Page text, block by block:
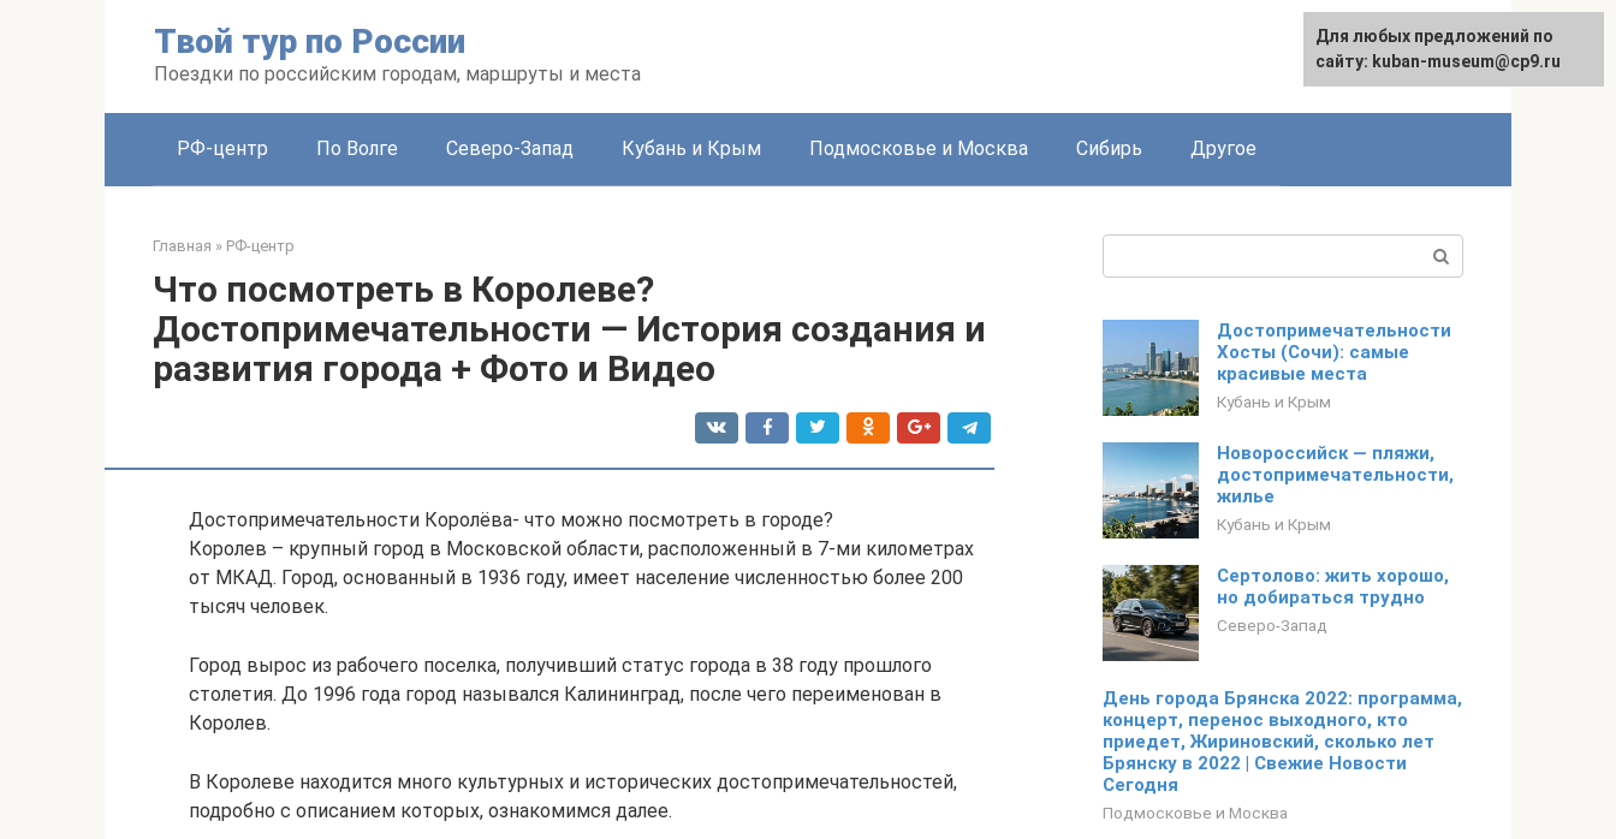
Твой тур по России
Поездки по российским городам, маршруты и места
РФ-центр По Волге Северо-Запад Кубань и Крым Подмосковье и Москва Сибирь Другое
Главная » РФ-центр
Что посмотреть в Королеве?
Достопримечательности — История создания и
развития города + Фото и Видео
Достопримечательности Королёва- что можно посмотреть в городе?
Королев – крупный город в Московской области, расположенный в 7-ми километрах
от МКАД. Город, основанный в 1936 году, имеет население численностью более 200
тысяч человек.
Город вырос из рабочего поселка, получивший статус города в 38 году прошлого
столетия. До 1996 года город назывался Калининград, после чего переименован в
Королев.
В Королеве находится много культурных и исторических достопримечательностей,
подробно с описанием которых, ознакомимся далее.
Достопримечательности
Хосты (Сочи): самые
красивые места
Кубань и Крым
Новороссийск — пляжи,
достопримечательности,
жилье
Кубань и Крым
Сертолово: жить хорошо,
но добираться трудно
Северо-Запад
День города Брянска 2022: программа,
концерт, перенос выходного, кто
приедет, Жириновский, сколько лет
Брянску в 2022 | Свежие Новости
Сегодня
Подмосковье и Москва
Для любых предложений по
сайту: kuban-museum@cp9.ru